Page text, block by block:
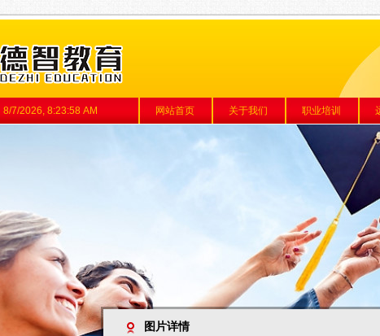
网站首页 关于我们 职业培训
8/7/2026, 8:23:58 AM
图片详情